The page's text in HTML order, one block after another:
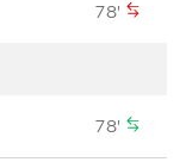
78'
78'